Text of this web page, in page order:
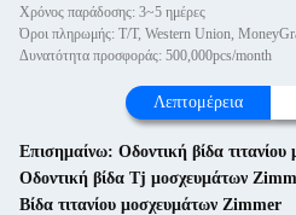
Χρόνος παράδοσης: 3~5 ημέρες
Όροι πληρωμής: T/T, Western Union,
Δυνατότητα προσφοράς: 500,000pcs/month
Λεπτομέρεια
Επισημαίνω: Οδοντική βίδα
Οδοντική βίδα Tj μοσχευμάτων
Βίδα τιτανίου μοσχευμάτων Zimmer